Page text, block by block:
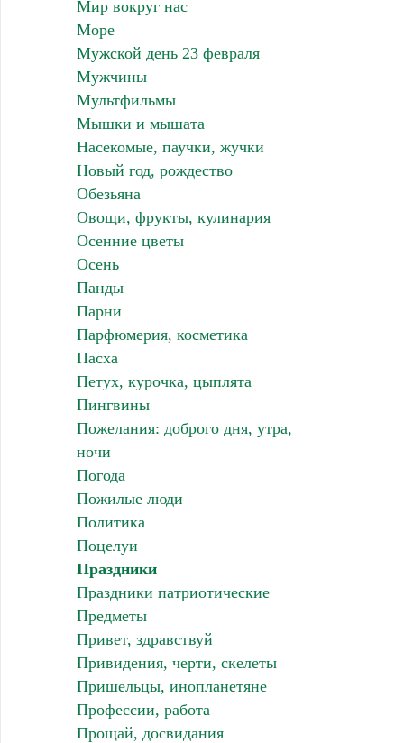
Мир вокруг нас
Море
Мужской день 23 февраля
Мужчины
Мультфильмы
Мышки и мышата
Насекомые, паучки, жучки
Новый год, рождество
Обезьяна
Овощи, фрукты, кулинария
Осенние цветы
Осень
Панды
Парни
Парфюмерия, косметика
Пасха
Петух, курочка, цыплята
Пингвины
Пожелания: доброго дня, утра,
ночи
Погода
Пожилые люди
Политика
Поцелуи
Праздники
Праздники патриотические
Предметы
Привет, здравствуй
Привидения, черти, скелеты
Пришельцы, инопланетяне
Профессии, работа
Прощай, досвидания